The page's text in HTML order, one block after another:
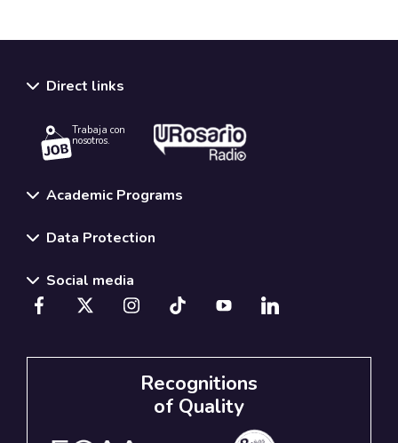
Direct links
Trabaja con
nosotros.
Academic Programs
Data Protection
Social media
Recognitions
of Quality